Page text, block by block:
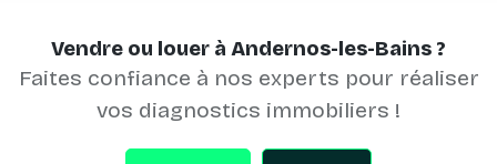
Vendre ou louer à Andernos-les-Bains ?
Faites confiance à nos experts pour réaliser
vos diagnostics immobiliers !